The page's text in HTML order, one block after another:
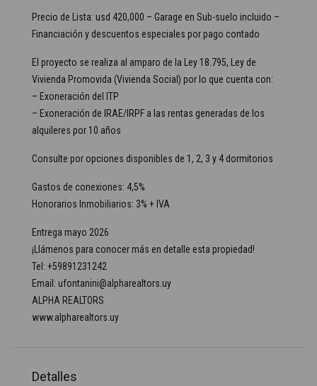
Precio de Lista: usd 420,000 – Garage en Sub-suelo incluido –
Financiación y descuentos especiales por pago contado
El proyecto se realiza al amparo de la Ley 18.795, Ley de
Vivienda Promovida (Vivienda Social) por lo que cuenta con:
– Exoneración del ITP
– Exoneración de IRAE/IRPF a las rentas generadas de los
alquileres por 10 años
Consulte por opciones disponibles de 1, 2, 3 y 4 dormitorios
Gastos de conexiones: 4,5%
Honorarios Inmobiliarios: 3% + IVA
Entrega mayo 2026
¡Llámenos para conocer más en detalle esta propiedad!
Tel: +59891231242
Email: ufontanini@alpharealtors.uy
ALPHA REALTORS
www.alpharealtors.uy
Detalles